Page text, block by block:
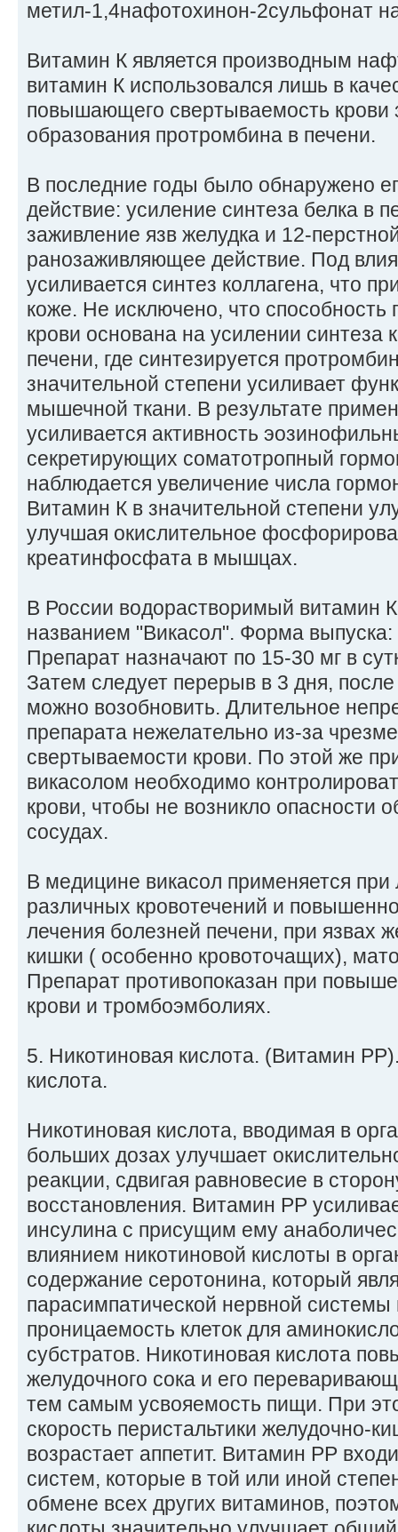
метил-1,4нафотохинон-2сульфонат
Витамин К является производным
витамин К использовался лишь в
повышающего свертываемость крови
образования протромбина в печени.
В последние годы было обнаружено
действие: усиление синтеза белка в
заживление язв желудка и 12-
ранозаживляющее действие. Под
усиливается синтез коллагена, что
коже. Не исключено, что
крови основана на усилении синтеза
печени, где синтезируется
значительной степени усиливает
мышечной ткани. В результате
усиливается активность
секретирующих соматотропный
наблюдается увеличение числа
Витамин К в значительной степени
улучшая окислительное
креатинфосфата в мышцах.
В России водорастворимый витамин
названием "Викасол". Форма выпуска:
Препарат назначают по 15-30 мг в
Затем следует перерыв в 3 дня,
можно возобновить. Длительное
препарата нежелательно из-за
свертываемости крови. По этой же
викасолом необходимо
крови, чтобы не возникло опасности
сосудах.
В медицине викасол применяется
различных кровотечений и
лечения болезней печени, при язвах
кишки ( особенно кровоточащих),
Препарат противопоказан при
крови и тромбоэмболиях.
5. Никотиновая кислота. (Витамин
кислота.
Никотиновая кислота, вводимая в
больших дозах улучшает
реакции, сдвигая равновесие в
восстановления. Витамин РР
инсулина с присущим ему
влиянием никотиновой кислоты в
содержание серотонина, который
парасимпатической нервной
проницаемость клеток для
субстратов. Никотиновая кислота
желудочного сока и его
тем самым усвояемость пищи. При
скорость перистальтики желудочно-
возрастает аппетит. Витамин РР
систем, которые в той или иной
обмене всех других витаминов,